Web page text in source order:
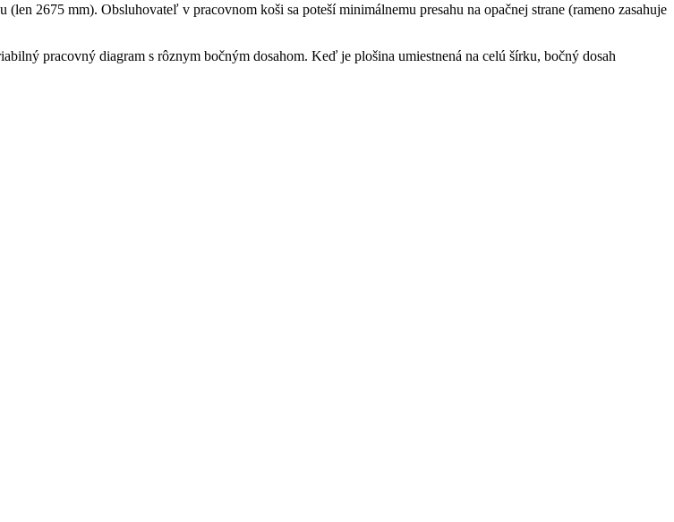
2675 mm). Obsluhovateľ v pracovnom koši sa poteší minimálnemu presahu na opačnej strane (rameno zasahuje
pracovný diagram s rôznym bočným dosahom. Keď je plošina umiestnená na celú šírku, bočný dosah